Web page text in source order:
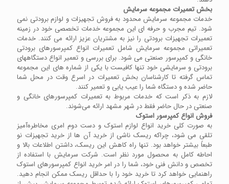
بخش تعمیرات مجموعه سرمایش
خدمات مجموعه سرمایش محدود به فروش تجهیزات و لوازم برودتی نمی
شود. تیم مجرب و حرفه ای این مجموعه خدمات تخصصی خود در زمینه
تعمیرات تجهیزات برودتی را نیز به مشتریان عزیز ارائه می کنند. خدمات
تعمیراتی مجموعه سرمایش شامل تعمیرات انواع کمپرسورهای برودتی
خانگی و کمپرسور صنعتی می شود. برای بررسی و تعمیر انواع دستگاههای
برودتی و سرمایشی خود تنها کافیست با یکی از شماره های این مجموعه
تماس گرفته تا کارشناسان بخش تعمیرات در اسرع وقت در محل شما
حاضر شده و دستگاه شما را عیب یابی و تعمیر کنند.
لازم به ذکر است که خدمات مربوط به تعمیرات کمپرسورهای خانگی و
صنعتی در حال حاضر فقط در شهر مشهد ارائه می‌شوند.
فروش انواع کمپرسور استوک
به صورت کلی خرید انواع لوازم استوک و دست دوم امری مخاطره‌آمیز
تلقی می شود، چراکه ریسک ناشی از خرید آن ها از خرید تجهیزات نو
طبعاً بیشتر خواهد بود. تنها راه کاهش این ریسک، داشتن اطلاعات بالا و
احاطه کامل به محصول مورد نظر است. شرکت سرمایش با استفاده از
تخصص و دانش فنی خود،‌ شما را در امر خرید انواع کمپرسورهای استوک
راهنمایی خواهد کرد تا خرید خود را با حداقل ریسک ممکن انجام دهید.